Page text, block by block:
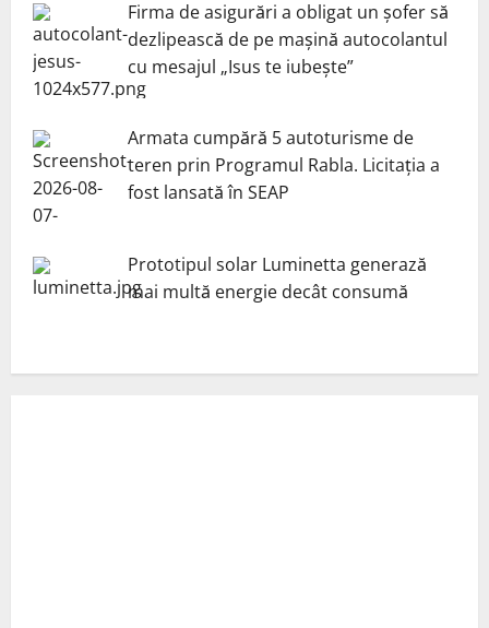
Firma de asigurări a obligat un șofer să
dezlipească de pe mașină autocolantul
cu mesajul „Isus te iubește”
Armata cumpără 5 autoturisme de
teren prin Programul Rabla. Licitația a
fost lansată în SEAP
Prototipul solar Luminetta generază
mai multă energie decât consumă